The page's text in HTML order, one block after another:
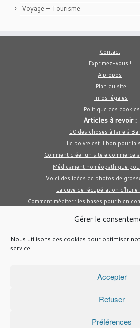
Gérer le
Nous utilisons des cookies pour optimiser
service.
Accepter
Refuser
Préférences
Voyage – Tourisme
Contact
Exprimez-vous !
A propos
Plan du site
Infos légales
Politique des cookies
Articles à revoir :
10 des choses à faire à
Le poivre est il bon pour la
Comment créer un site e commerce
Médicament homéopathique
Voici des idées de photos de
La cuve de récupération d’huile
Comment méditer : les bases pour bien